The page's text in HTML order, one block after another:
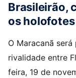
Brasileirão,
os holofotes
O Maracanã será palco de mais um capítulo da
rivalidade entre
feira, 19 de